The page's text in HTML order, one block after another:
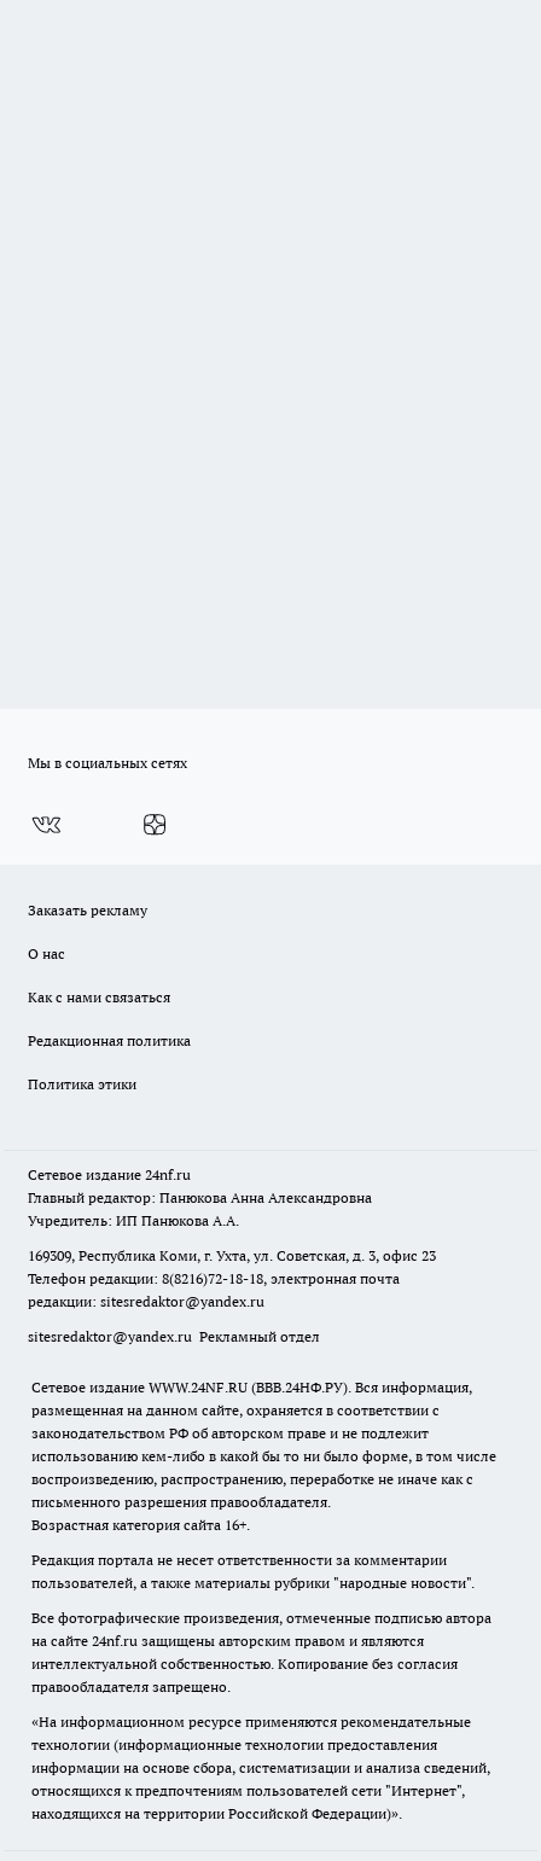
Мы в социальных сетях
Заказать рекламу
О нас
Как с нами связаться
Редакционная политика
Политика этики
Сетевое издание 24nf.ru
Главный редактор: Панюкова Анна Александровна
Учредитель: ИП Панюкова А.А.
169309, Республика Коми, г. Ухта, ул. Советская, д. 3, офис 23
Телефон редакции: 8(8216)72-18-18, электронная почта
редакции: sitesredaktor@yandex.ru
sitesredaktor@yandex.ru Рекламный отдел
Сетевое издание WWW.24NF.RU (ВВВ.24НФ.РУ). Вся информация,
размещенная на данном сайте, охраняется в соответствии с
законодательством РФ об авторском праве и не подлежит
использованию кем-либо в какой бы то ни было форме, в том числе
воспроизведению, распространению, переработке не иначе как с
письменного разрешения правообладателя.
Возрастная категория сайта 16+.
Редакция портала не несет ответственности за комментарии
пользователей, а также материалы рубрики "народные новости".
Все фотографические произведения, отмеченные подписью автора
на сайте 24nf.ru защищены авторским правом и являются
интеллектуальной собственностью. Копирование без согласия
правообладателя запрещено.
«На информационном ресурсе применяются рекомендательные
технологии (информационные технологии предоставления
информации на основе сбора, систематизации и анализа сведений,
относящихся к предпочтениям пользователей сети "Интернет",
находящихся на территории Российской Федерации)».